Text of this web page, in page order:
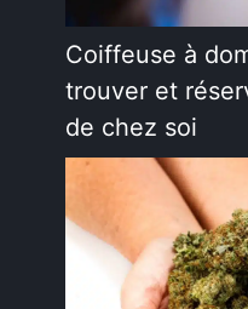
Coiffeuse à
trouver et
de chez soi